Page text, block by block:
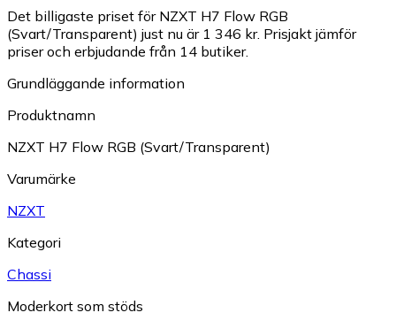
Det billigaste priset för NZXT H7 Flow RGB
(Svart/Transparent) just nu är 1 346 kr. Prisjakt jämför
priser och erbjudande från 14 butiker.
Grundläggande information
Produktnamn
NZXT H7 Flow RGB (Svart/Transparent)
Varumärke
NZXT
Kategori
Chassi
Moderkort som stöds